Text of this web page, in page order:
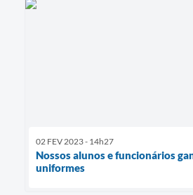
02 FEV 2023 - 14h27
Nossos alunos e funcionários
uniformes